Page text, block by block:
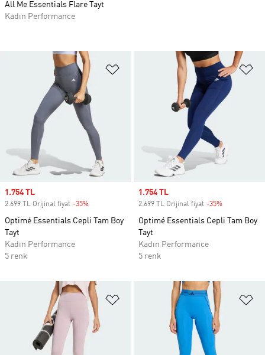
Favori Listesine Ekle
Sale price
1.754 TL
2.699 TL Orijinal fiyat -35%
Optimé Essentials Cepli Tam Boy
Tayt
Kadın Performance
5 renk
Sale price
1.754 TL
2.699 TL Orijinal fiyat -35%
Optimé Essentials Cepli Tam Boy
Tayt
Kadın Performance
5 renk
Favori Listesine Ekle
All Me Essentials Flare Tayt
Kadın Performance